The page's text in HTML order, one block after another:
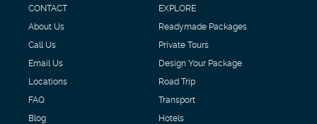
CONTACT
About Us
Call Us
Email Us
Locations
FAQ
Blog
EXPLORE
Readymade Packages
Private Tours
Design Your Package
Road Trip
Transport
Hotels